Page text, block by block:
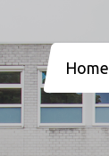
Home